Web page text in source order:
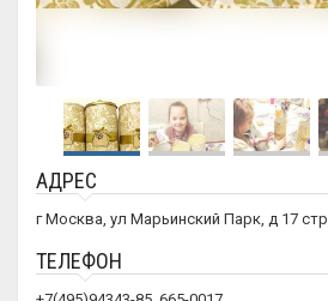
АДРЕС
г Москва, ул Марьинский Парк, д 17
ТЕЛЕФОН